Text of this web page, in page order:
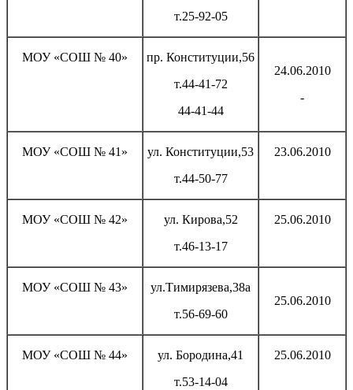
т.25-92-05
МОУ «СОШ № 40»
пр. Конституции,56
т.44-41-72
44-41-44
24.06.2010
-
МОУ «СОШ № 41»
ул. Конституции,53
т.44-50-77
23.06.2010
МОУ «СОШ № 42»
ул. Кирова,52
т.46-13-17
25.06.2010
МОУ «СОШ № 43»
ул.Тимирязева,38а
т.56-69-60
25.06.2010
МОУ «СОШ № 44»
ул. Бородина,41
т.53-14-04
25.06.2010